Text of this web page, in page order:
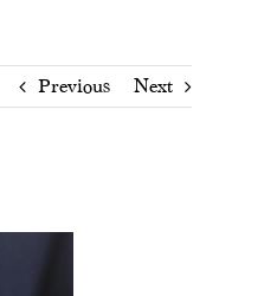
Previous Next